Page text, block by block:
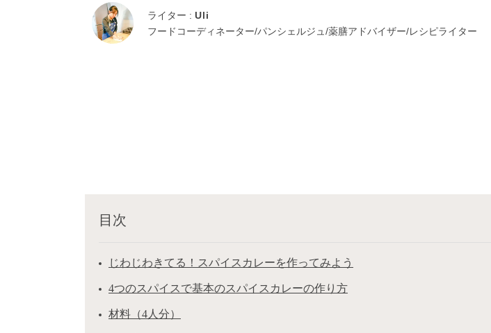
ライター : Uli
フードコーディネーター/パンシェルジュ/薬膳アドバイザー/レシピライター
目次
じわじわきてる！スパイスカレーを作ってみよう
4つのスパイスで基本のスパイスカレーの作り方
材料（4人分）